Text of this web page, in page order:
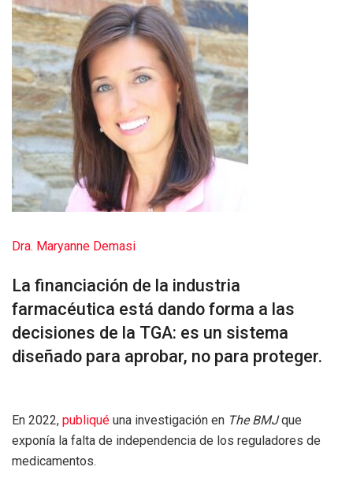
Dra. Maryanne Demasi
La financiación de la industria
farmacéutica está dando forma a las
decisiones de la TGA: es un sistema
diseñado para aprobar, no para proteger.
En 2022, publiqué una investigación en The BMJque
exponía la falta de independencia de los reguladores de
medicamentos.